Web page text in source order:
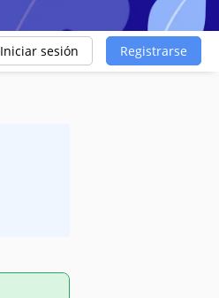
Iniciar sesión Registrarse